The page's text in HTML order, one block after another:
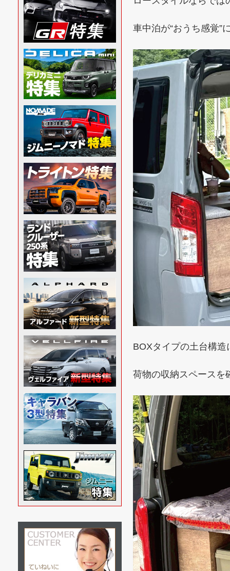
車中泊が“おうち感覚”
BOXタイプの土台構
荷物の収納スペースを